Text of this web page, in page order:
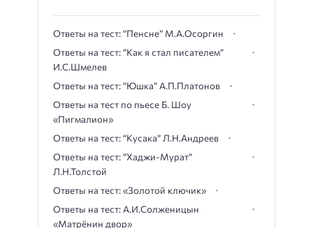
Ответы на тест: “Пенсне” М.А.Осоргин
Ответы на тест: “Как я стал писателем”
И.С.Шмелев
Ответы на тест: “Юшка” А.П.Платонов
Ответы на тест по пьесе Б. Шоу
«Пигмалион»
Ответы на тест: “Кусака” Л.Н.Андреев
Ответы на тест: “Хаджи-Мурат”
Л.Н.Толстой
Ответы на тест: «Золотой ключик»
Ответы на тест: А.И.Солженицын
«Матрёнин двор»